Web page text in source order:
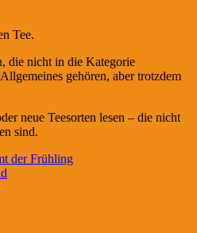
Tee.
die nicht in die Kategorie
gehören, aber trotzdem
neue Teesorten lesen – die nicht
sind.
der Frühling